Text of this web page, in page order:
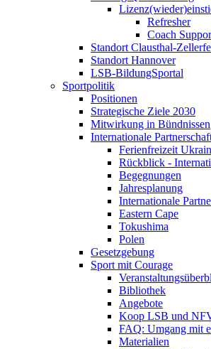
Refresher
Coach
Standort Clausthal-
Standort Hannover
LSB-BildungSportal
Sportpolitik
Positionen
Strategische Ziele 2030
Mitwirkung in Bündnissen
Internationale
Ferienfreizeit
Rückblick -
Begegnungen
Jahresplanung
Internationale
Eastern Cape
Tokushima
Polen
Gesetzgebung
Sport mit Courage
Bibliothek
Angebote
Koop LSB und
FAQ: Umgang mit
Materialien